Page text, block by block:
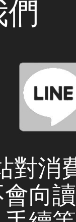
們
對消
會向